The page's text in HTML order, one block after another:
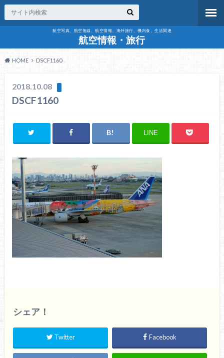
航空写真、航空無線、航空情報、海外旅行、機内食、生活関連
航空情報・旅行
HOME DSCF1160
2018.10.08
DSCF1160
LINE
シェア！
Twitter Facebook